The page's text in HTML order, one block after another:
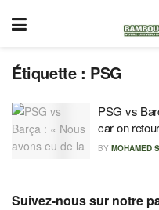
Étiquette : PSG
PSG vs
car on
BY MOHAMED
Suivez-nous sur notre